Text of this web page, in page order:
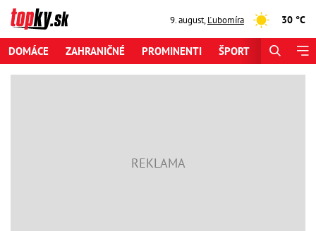
9. august,Ľubomíra 30 °C
DOMÁCE ZAHRANIČNÉ PROMINENTI ŠPORT